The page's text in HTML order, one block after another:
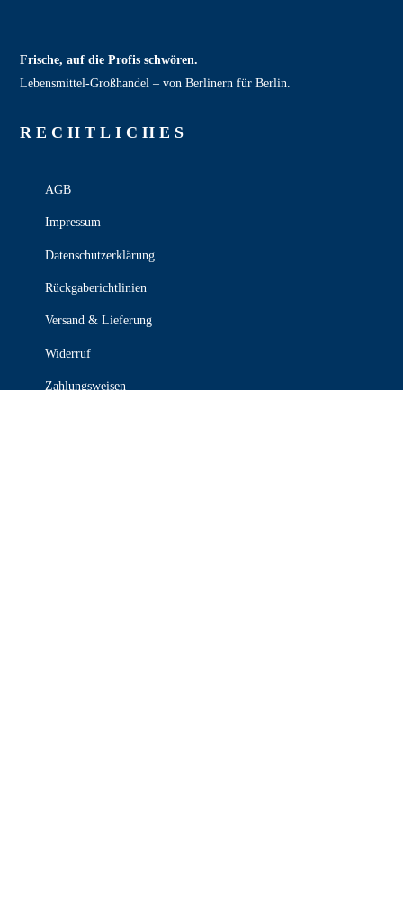
Frische, auf die Profis schwören.
Lebensmittel‑Großhandel – von Berlinern für Berlin.
RECHT­LICHES
AGB
Impressum
Datenschutzerklärung
Rückgaberichtlinien
Versand & Lieferung
Widerruf
Zahlungsweisen